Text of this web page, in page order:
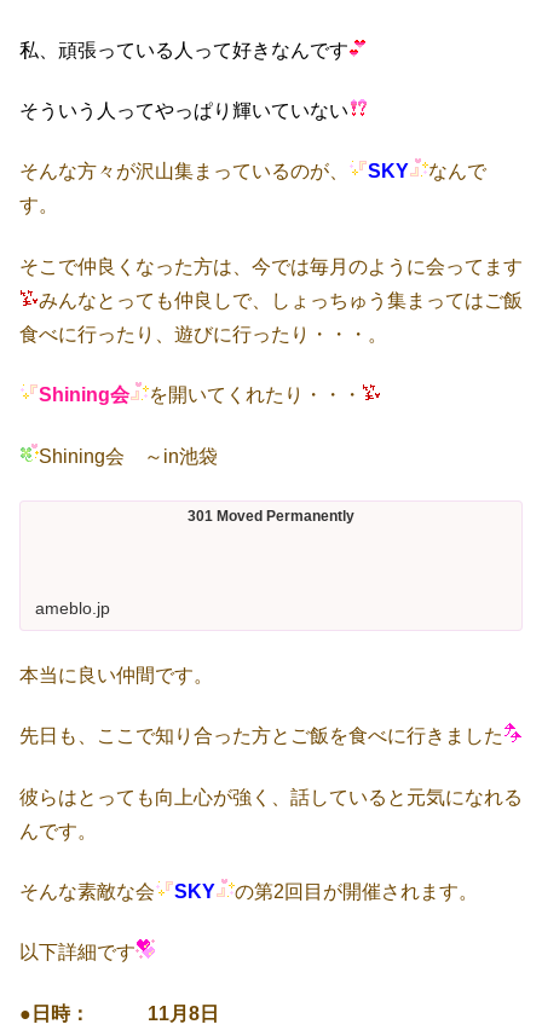
私、頑張っている人って好きなんです
そういう人ってやっぱり輝いていない
そんな方々が沢山集まっているのが、 SKY
なんで
す。
そこで仲良くなった方は、今では毎月のように会ってます
みんなとっても仲良しで、しょっちゅう集まってはご飯
食べに行ったり、遊びに行ったり・・・。
Shining会 を開いてくれたり・・・
Shining会 ～in池袋
301 Moved Permanently
ameblo.jp
本当に良い仲間です。
先日も、ここで知り合った方とご飯を食べに行きました
彼らはとっても向上心が強く、話していると元気になれる
んです。
そんな素敵な会 SKY の第2回目が開催されます。
以下詳細です
●日時： 11月8日